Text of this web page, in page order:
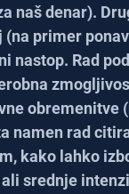
naš denar).
primer
nastop. Rad
obremenitve
namen rad
kako lahko
srednje